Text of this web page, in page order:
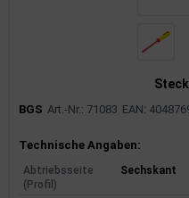
BGS Art.-Nr.: 71083 EAN:
Produktinformationen
Technische Angaben:
Abtriebsseite
(Profil)
Sechskant